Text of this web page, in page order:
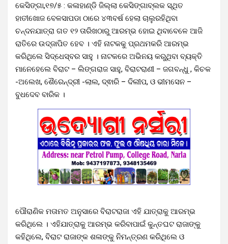
କେସିଙ୍ଗା,୧୭/୫ : କଳାହାଣ୍ଡି ଜିଲ୍ଲା କେସିଙ୍ଗାବ୍ଲକ ସ୍ଥିତ
ହାତୀଖୋଜ ବେଳସାପଡା ଠାରେ ୪୩ବର୍ଷ ହେଲା ଚାଲୁରହିଥିବା
ଚନ୍ଦନଯାତ୍ରା ଗତ ୧୨ ତାରିଖଠାରୁ ଆରମ୍ଭ ହୋଇ ଥିବାବେଳେ ଆଜି
ରାତିରେ ଉଦ୍ଜାପିତ ହେବ । ଏହି ନାଟକକୁ ପ୍ରଥମକରି ଆରମ୍ଭ
କରିଥିଲେ ସିଦ୍ଧେସ୍ବର ସାହୁ । ନାଟକରେ ଅଭିନୟ କରୁଥିବା ବ୍ୟକ୍ତି
ମାନେହେଲେ ବିରାଟ – ଲିଙ୍ଗରାଜ ସାହୁ, ବିରାଟରାଣୀ – ଜଗବନ୍ଧୁ , କିଚକ
-ଅଲେଖ, ଶୈରେନ୍ଦ୍ରୀ -ଲାଲ, ଦ୍ଵାରି – ଦିଲୀପ, ଓ ଭୀମସେନ –
ବୁଧଦେବ ବାରିକ ।
ପୌରାଣିକ ମତାମତ ଅନୁସାରେ ବିରାଟରାଜା ଏହି ଯାତ୍ରାକୁ ଆରମ୍ଭ
କରିଥିଲେ । ଏହିଯାତ୍ରାକୁ ଆରମ୍ଭ କରିବାପାଇଁ କୁନ୍ତଘଟ ରାଜାଙ୍କୁ
କହିଥିଲେ, ବିରାଟ ରାଜାଙ୍କ ଶଳାଙ୍କୁ ନିମନ୍ତ୍ରଣ କରିଥିଲେ ଓ